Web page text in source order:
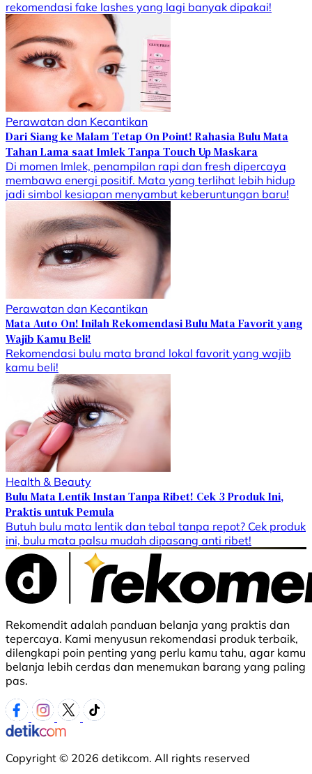
rekomendasi fake lashes yang lagi banyak dipakai!
Perawatan dan Kecantikan
Dari Siang ke Malam Tetap On Point! Rahasia Bulu Mata
Tahan Lama saat Imlek Tanpa Touch Up Maskara
Di momen Imlek, penampilan rapi dan fresh dipercaya
membawa energi positif. Mata yang terlihat lebih hidup
jadi simbol kesiapan menyambut keberuntungan baru!
Perawatan dan Kecantikan
Mata Auto On! Inilah Rekomendasi Bulu Mata Favorit yang
Wajib Kamu Beli!
Rekomendasi bulu mata brand lokal favorit yang wajib
kamu beli!
Health & Beauty
Bulu Mata Lentik Instan Tanpa Ribet! Cek 3 Produk Ini,
Praktis untuk Pemula
Butuh bulu mata lentik dan tebal tanpa repot? Cek produk
ini, bulu mata palsu mudah dipasang anti ribet!
Rekomendit adalah panduan belanja yang praktis dan
tepercaya. Kami menyusun rekomendasi produk terbaik,
dilengkapi poin penting yang perlu kamu tahu, agar kamu
belanja lebih cerdas dan menemukan barang yang paling
pas.
Copyright © 2026 detikcom. All rights reserved